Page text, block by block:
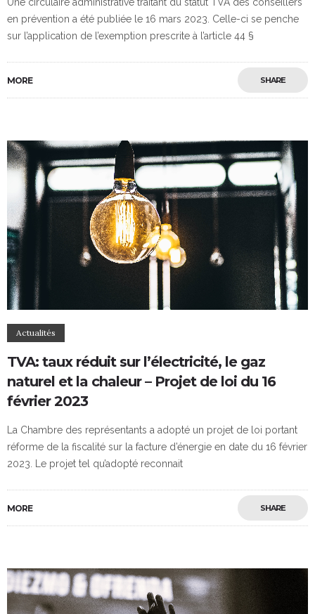
Une circulaire administrative traitant du statut TVA des conseillers
en prévention a été publiée le 16 mars 2023. Celle-ci se penche
sur l’application de l’exemption prescrite à l’article 44 §
MORE SHARE
Actualités
TVA: taux réduit sur l’électricité, le gaz
naturel et la chaleur – Projet de loi du 16
février 2023
La Chambre des représentants a adopté un projet de loi portant
réforme de la fiscalité sur la facture d’énergie en date du 16 février
2023. Le projet tel qu’adopté reconnait
MORE SHARE